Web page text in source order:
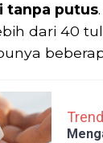
tanpa putus
dari 40